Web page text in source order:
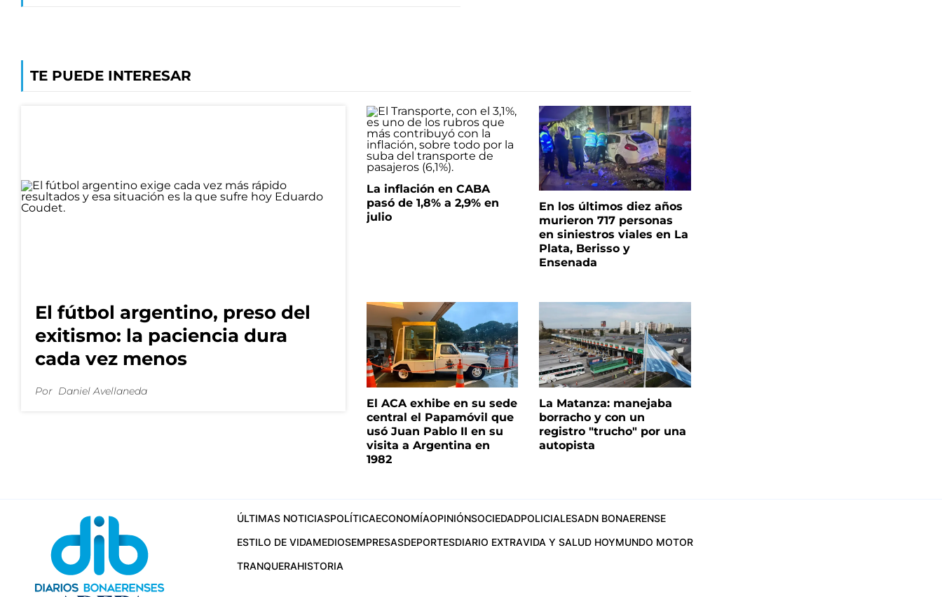
TE PUEDE INTERESAR
El fútbol argentino, preso del
exitismo: la paciencia dura
cada vez menos
Por Daniel Avellaneda
La inflación en CABA
pasó de 1,8% a 2,9% en
julio
En los últimos diez años
murieron 717 personas
en siniestros viales en La
Plata, Berisso y
Ensenada
El ACA exhibe en su sede
central el Papamóvil que
usó Juan Pablo II en su
visita a Argentina en
1982
La Matanza: manejaba
borracho y con un
registro "trucho" por una
autopista
ÚLTIMAS NOTICIASPOLÍTICAECONOMÍAOPINIÓNSOCIEDADPOLICIALESADN BONAERENSE
ESTILO DE VIDAMEDIOSEMPRESASDEPORTESDIARIO EXTRAVIDA Y SALUD HOYMUNDO MOTOR
TRANQUERAHISTORIA